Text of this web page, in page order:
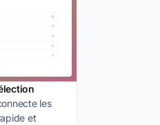
les
et